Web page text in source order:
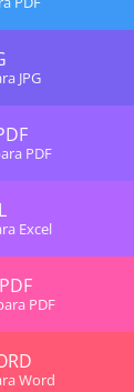
JPG
PDF
Excel
PDF
Word